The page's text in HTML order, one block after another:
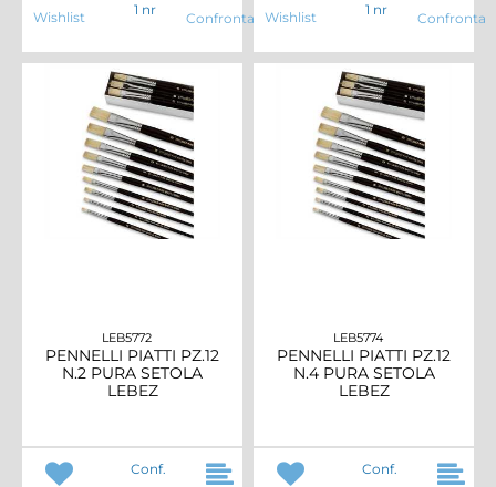
Wishlist
1 nr
Confronta Wishlist
1 nr
Confronta
LEB5772
PENNELLI PIATTI PZ.12
N.2 PURA SETOLA
LEBEZ
Conf.
LEB5774
PENNELLI PIATTI PZ.12
N.4 PURA SETOLA
LEBEZ
Conf.